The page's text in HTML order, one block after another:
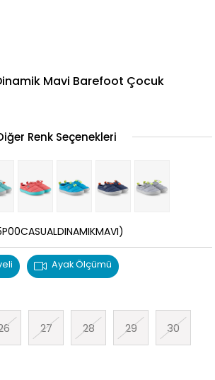
Mavi Barefoot Çocuk
Renk Seçenekleri
Ayak Ölçümü
27 28 29 30